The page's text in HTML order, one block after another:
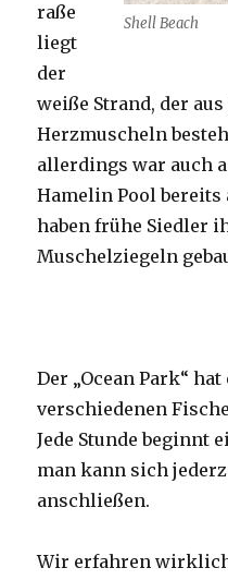
Shell Beach
raße
liegt
der
weiße Strand, der
Herzmuscheln
allerdings war auch
Hamelin Pool
haben frühe Siedler
Muschelziegeln
Der „Ocean Park“
verschiedenen
Jede Stunde beginnt
man kann sich
anschließen.
Wir erfahren